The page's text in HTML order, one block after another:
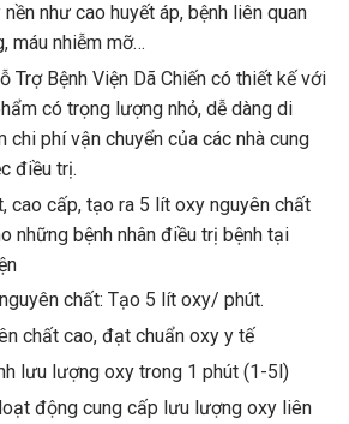
như cao huyết áp, bệnh liên quan
máu nhiễm mỡ…
Trợ Bệnh Viện Dã Chiến có thiết kế với
có trọng lượng nhỏ, dễ dàng di
chi phí vận chuyển của các nhà cung
điều trị.
cao cấp, tạo ra 5 lít oxy nguyên chất
những bệnh nhân điều trị bệnh tại
chất: Tạo 5 lít oxy/ phút.
chất cao, đạt chuẩn oxy y tế
lưu lượng oxy trong 1 phút (1-5l)
động cung cấp lưu lượng oxy liên